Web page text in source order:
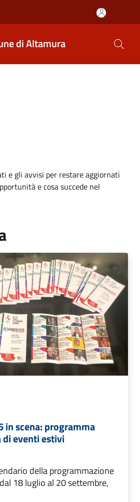
di Altamura
e gli avvisi per restare aggiornati
e cosa succede nel
in scena: programma
di eventi estivi
della programmazione
18 luglio al 20 settembre,